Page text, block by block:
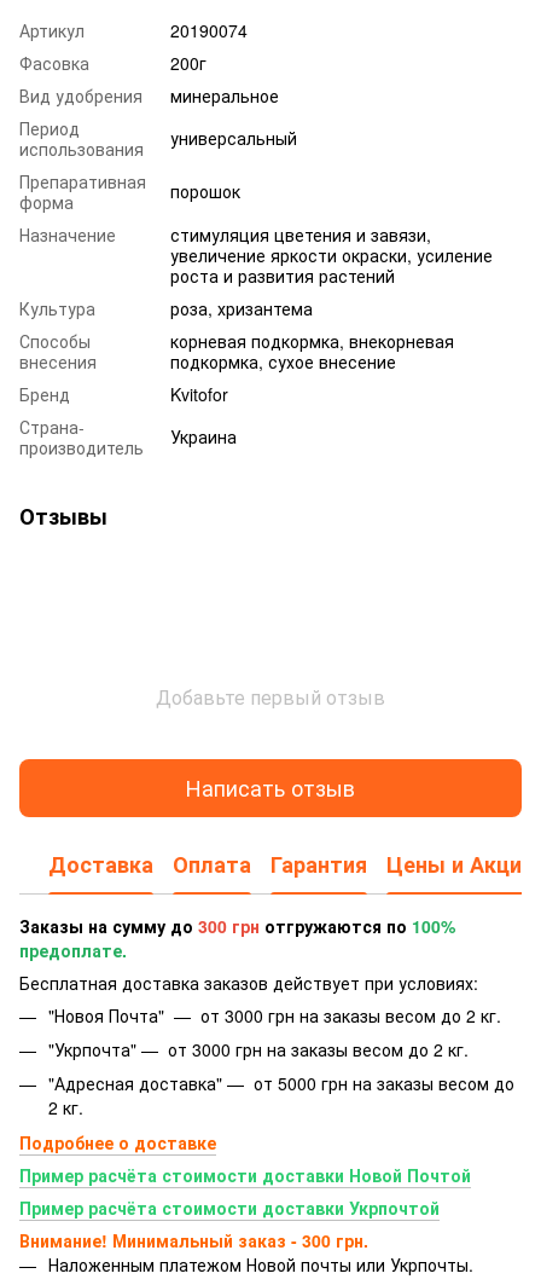
Артикул
20190074
Фасовка
200г
Вид удобрения
минеральное
Период
использования
универсальный
Препаративная
форма
порошок
Назначение
стимуляция цветения и завязи,
увеличение яркости окраски, усиление
роста и развития растений
Культура
роза, хризантема
Способы
внесения
корневая подкормка, внекорневая
подкормка, сухое внесение
Бренд
Kvitofor
Страна-
производитель
Украина
Отзывы
Добавьте первый отзыв
Написать отзыв
Доставка Оплата Гарантия Цены и Акции
Заказы на сумму до 300 грн отгружаются по 100%
предоплате.
Бесплатная доставка заказов действует при условиях:
"Новоя Почта" — от 3000 грн на заказы весом до 2 кг.
"Укрпочта" — от 3000 грн на заказы весом до 2 кг.
"Адресная доставка" — от 5000 грн на заказы весом до
2 кг.
Подробнее о доставке
Пример расчёта стоимости доставки Новой Почтой
Пример расчёта стоимости доставки Укрпочтой
Внимание! Минимальный заказ - 300 грн.
Наложенным платежом Новой почты или Укрпочты.